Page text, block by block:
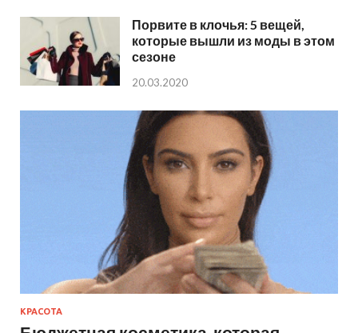
Порвите в клочья: 5 вещей,
которые вышли из моды в этом
сезоне
20.03.2020
КРАСОТА